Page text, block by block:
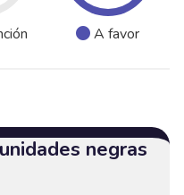
A favor
negras